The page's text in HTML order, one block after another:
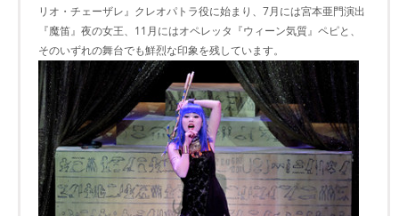
リオ・チェーザレ』クレオパトラ役に始まり、7月には宮本亜門演出
『魔笛』夜の女王、11月にはオペレッタ『ウィーン気質』ペピと、
そのいずれの舞台でも鮮烈な印象を残しています。